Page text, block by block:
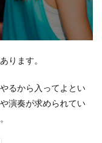
ります。
るから入ってよとい
演奏が求められてい